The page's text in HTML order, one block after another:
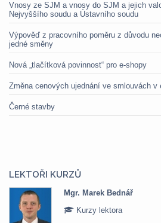
Vnosy ze SJM a vnosy do SJM a jejich
Nejvyššího soudu a Ústavního soudu
Výpověď z pracovního poměru z důvodu
jedné směny
Nová „tlačítková povinnost“ pro e-shopy
Změna cenových ujednání ve smlouvách v
Černé stavby
LEKTOŘI KURZŮ
Mgr. Marek Bednář
Kurzy lektora